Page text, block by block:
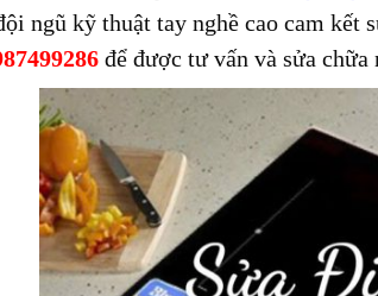
ngũ kỹ thuật tay nghề cao cam kết
để được tư vấn và sửa chữa